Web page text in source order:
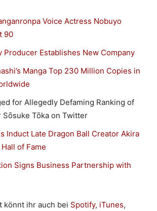
Voice Actress Nobuyo
90
Producer Establishes New Company
Manga Top 230 Million Copies in
for Allegedly Defaming Ranking of
Sōsuke Tōka on Twitter
Induct Late Dragon Ball Creator Akira
of Fame
Signs Business Partnership with
könnt ihr auch bei Spotify, iTunes,